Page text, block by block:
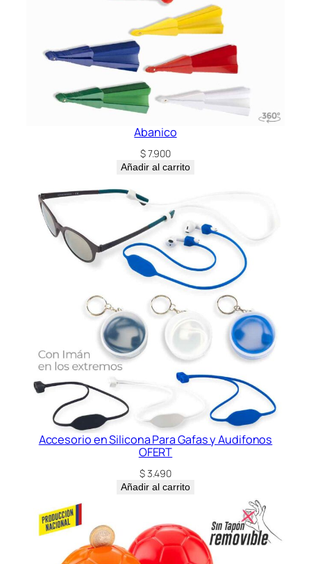
Abanico
$7.900
Añadir al carrito
Accesorio en Silicona Para Gafas y Audifonos
OFERT
$3.490
Añadir al carrito